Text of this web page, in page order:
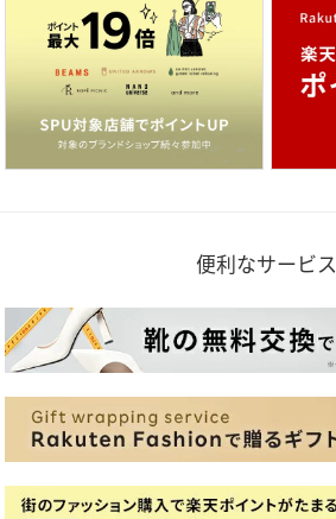
便利なサービス